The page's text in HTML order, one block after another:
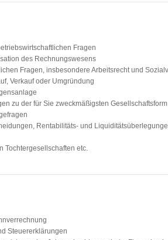
Fragen
des Rechnungswesens
Fragen, insbesondere Arbeitsrecht und
Verkauf oder Umgründung
zu der für Sie zweckmäßigsten Gesellschaftsform
Rentabilitäts- und
Tochtergesellschaften etc.
Steuererklärungen